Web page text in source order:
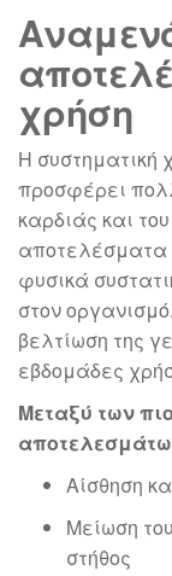
χρήση
Η συστηματική
προσφέρει
καρδιάς και
αποτελέσματα
φυσικά
στον
βελτίωση της
εβδομάδες
Μεταξύ των
Αίσθηση
Μείωση
στήθος